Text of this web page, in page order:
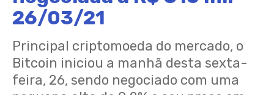
26/03/21
Principal criptomoeda do mercado, o
Bitcoin iniciou a manhã desta sexta-
feira, 26, sendo negociado com uma